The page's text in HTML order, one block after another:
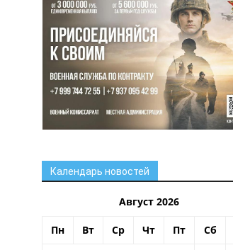
Календарь новостей
Август 2026
Пн Вт Ср Чт Пт Сб